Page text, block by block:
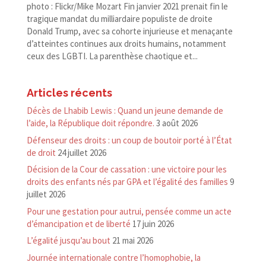
photo : Flickr/​Mike Mozart Fin janvier 2021 prenait fin le
tragique mandat du milliardaire populiste de droite
Donald Trump, avec sa cohorte injurieuse et menaçante
d’atteintes continues aux droits humains, notamment
ceux des LGBTI. La parenthèse chaotique et...
Articles récents
Décès de Lhabib Lewis : Quand un jeune demande de
l’aide, la République doit répondre. 3 août 2026
Défenseur des droits : un coup de boutoir porté à l’État
de droit 24 juillet 2026
Décision de la Cour de cassation : une victoire pour les
droits des enfants nés par GPA et l’égalité des familles 9
juillet 2026
Pour une gestation pour autrui, pensée comme un acte
d’émancipation et de liberté 17 juin 2026
L’égalité jusqu’au bout 21 mai 2026
Journée internationale contre l’homophobie, la